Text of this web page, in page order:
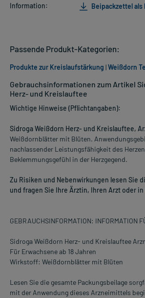
Information:
Beipackzettel als
Gebrauchsinformationen zum Artikel
Herz- und Kreislauftee
Wichtige Hinweise (Pflichtangaben):
Sidroga Weißdorn Herz- und Kreislauftee,
Weißdornblätter mit Blüten.
nachlassender Leistungsfähigkeit des
Beklemmungsgefühl in der Herzgegend.
Zu Risiken und Nebenwirkungen lesen Sie
und fragen Sie Ihre Ärztin, Ihren Arzt oder
GEBRAUCHSINFORMATION: INFORMATION
Sidroga Weißdorn Herz- und Kreislauftee
Für Erwachsene ab 18 Jahren
Wirkstoff: Weißdornblätter mit Blüten
Lesen Sie die gesamte Packungsbeilage
mit der Anwendung dieses Arzneimittels
Passende Produkt-Kategorien:
Produkte zur Kreislaufstärkung |Weißdorn